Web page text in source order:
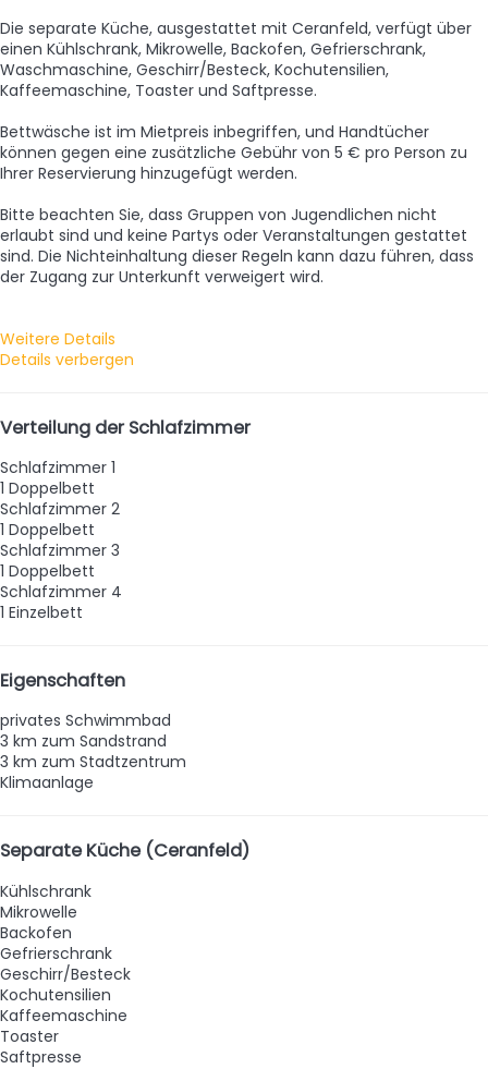
Die separate Küche, ausgestattet mit Ceranfeld, verfügt über
einen Kühlschrank, Mikrowelle, Backofen, Gefrierschrank,
Waschmaschine, Geschirr/Besteck, Kochutensilien,
Kaffeemaschine, Toaster und Saftpresse.
Bettwäsche ist im Mietpreis inbegriffen, und Handtücher
können gegen eine zusätzliche Gebühr von 5 € pro Person zu
Ihrer Reservierung hinzugefügt werden.
Bitte beachten Sie, dass Gruppen von Jugendlichen nicht
erlaubt sind und keine Partys oder Veranstaltungen gestattet
sind. Die Nichteinhaltung dieser Regeln kann dazu führen, dass
der Zugang zur Unterkunft verweigert wird.
Weitere Details
Details verbergen
Verteilung der Schlafzimmer
Schlafzimmer 1
1 Doppelbett
Schlafzimmer 2
1 Doppelbett
Schlafzimmer 3
1 Doppelbett
Schlafzimmer 4
1 Einzelbett
Eigenschaften
privates Schwimmbad
3 km zum Sandstrand
3 km zum Stadtzentrum
Klimaanlage
Separate Küche (Ceranfeld)
Kühlschrank
Mikrowelle
Backofen
Gefrierschrank
Geschirr/Besteck
Kochutensilien
Kaffeemaschine
Toaster
Saftpresse